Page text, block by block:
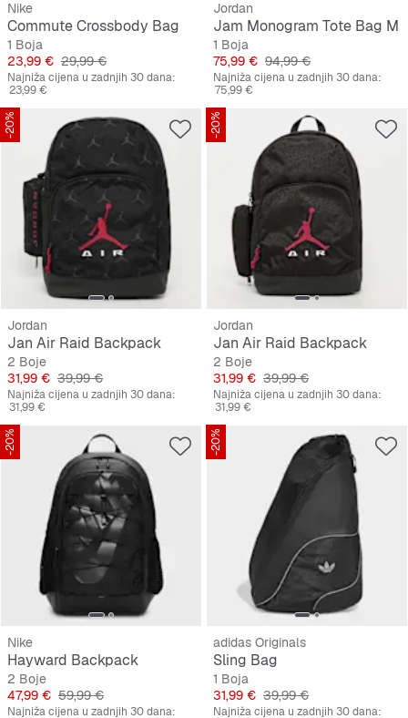
Nike
Commute Crossbody Bag
1 Boja
Cijena
23,99 € Originalna cijena
29,99 €
Najniža cijena u zadnjih 30 dana:
23,99 €
Jordan
Jam Monogram Tote Bag M
1 Boja
Cijena
75,99 € Originalna cijena
94,99 €
Najniža cijena u zadnjih 30 dana:
75,99 €
-20%
Jordan
Jan Air Raid Backpack
2 Boje
Cijena
31,99 € Originalna cijena
39,99 €
Najniža cijena u zadnjih 30 dana:
31,99 €
-20%
Jordan
Jan Air Raid Backpack
2 Boje
Cijena
31,99 € Originalna cijena
39,99 €
Najniža cijena u zadnjih 30 dana:
31,99 €
-20%
Nike
Hayward Backpack
2 Boje
Cijena
47,99 € Originalna cijena
59,99 €
Najniža cijena u zadnjih 30 dana:
-20%
adidas Originals
Sling Bag
1 Boja
Cijena
31,99 € Originalna cijena
39,99 €
Najniža cijena u zadnjih 30 dana: